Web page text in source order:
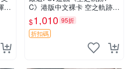
合
C》港版中文裸卡 空之軌跡 F
C 港版 中文 裸卡
$1,010 95折
折扣碼